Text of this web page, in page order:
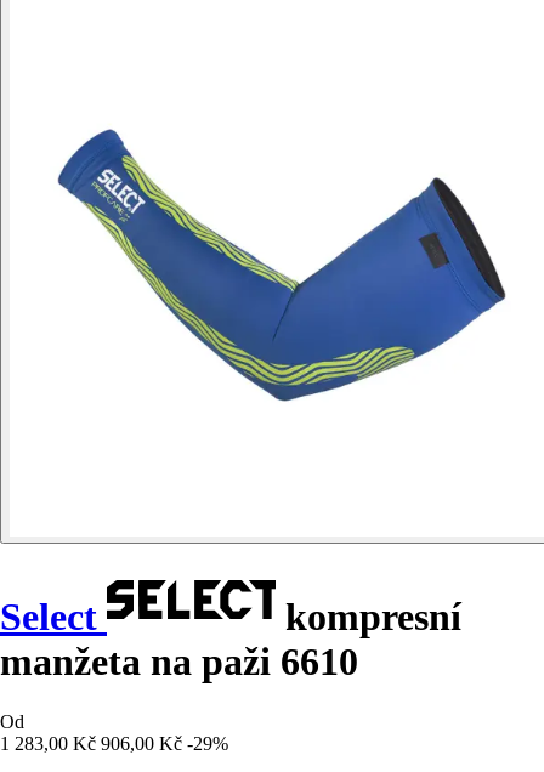
Select
kompresní
manžeta na paži 6610
Od
1 283,00 Kč 906,00 Kč -29%